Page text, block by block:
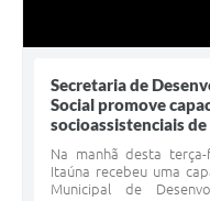
Secretaria de
Social promove
socioassistenciais
Na manhã desta
Itaúna recebeu uma
Municipal de